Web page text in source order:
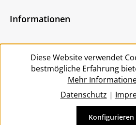
bin mit ihnen einverstanden.
Zeichen ein*
Informationen
Service
Vertrag widerrufen
Diese Website verwendet
bestmögliche Erfahrung
Mehr
Datenschutz |
Konfigurieren